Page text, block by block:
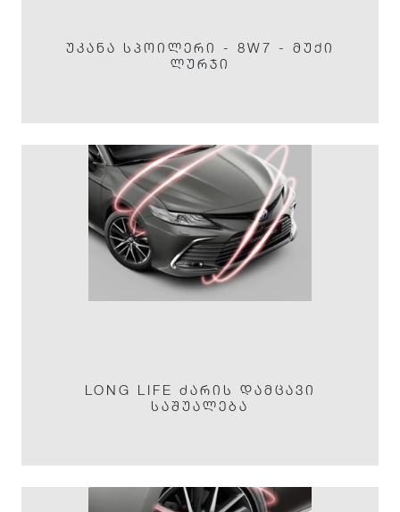
ᲣᲙᲐᲜᲐ ᲡᲞᲝᲘᲚᲔᲠᲘ - 8W7 - ᲛᲣᲥᲘ
ᲚᲣᲠᲯᲘ
LONG LIFE ᲫᲐᲠᲘᲡ ᲓᲐᲛᲪᲐᲕᲘ
ᲡᲐᲨᲣᲐᲚᲔᲑᲐ